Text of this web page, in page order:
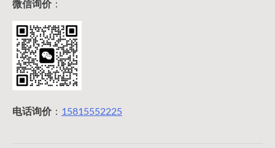
微信询价：
电话询价： 15815552225